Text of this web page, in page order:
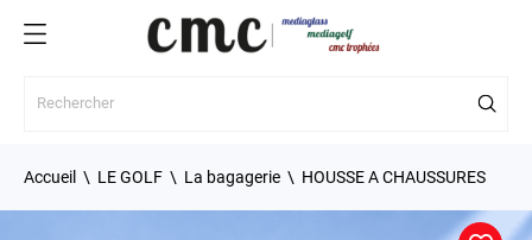
Accueil LE GOLF La bagagerie HOUSSE A CHAUSSURES